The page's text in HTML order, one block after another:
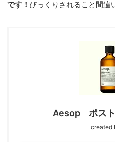
です！ びっくりされること間違
Aesop ポスト
created